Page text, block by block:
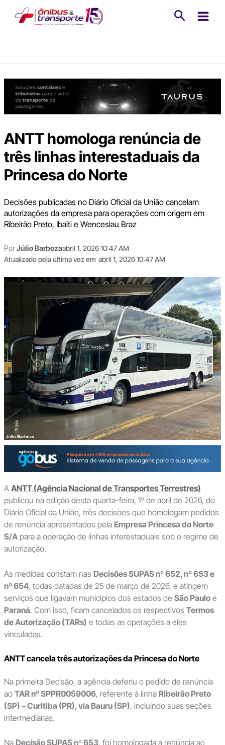
ANTT homologa renúncia de
três linhas interestaduais da
Princesa do Norte
Decisões publicadas no Diário Oficial da União cancelam
autorizações da empresa para operações com origem em
Ribeirão Preto, Ibaiti e Wenceslau Braz
PorJúlio Barbozaabril 1, 2026 10:47 AM
Atualizado pela última vez em abril 1, 2026 10:47 AM
A ANTT (Agência Nacional de Transportes Terrestres)
publicou na edição desta quarta-feira, 1º de abril de 2026, do
Diário Oficial da União, três decisões que homologam pedidos
de renúncia apresentados pela Empresa Princesa do Norte
S/Apara a operação de linhas interestaduais sob o regime de
autorização.
As medidas constam nas Decisões SUPAS nº 652, nº 653 e
nº 654, todas datadas de 25 de março de 2026, e atingem
serviços que ligavam municípios dos estados de São Pauloe
Paraná. Com isso, ficam cancelados os respectivos Termos
de Autorização (TARs) e todas as operações a eles
vinculadas.
ANTT cancela três autorizações da Princesa do Norte
Na primeira Decisão, a agência deferiu o pedido de renúncia
ao TAR nº SPPR0059006, referente à linha Ribeirão Preto
(SP) – Curitiba (PR), via Bauru (SP), incluindo suas seções
intermediárias.
Na Decisão SUPAS nº 653, foi homologada a renúncia ao